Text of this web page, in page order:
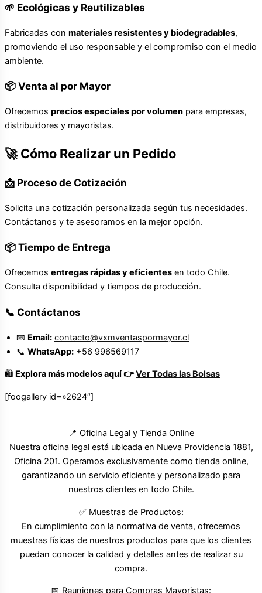
🌱 Ecológicas y Reutilizables
Fabricadas con materiales resistentes y biodegradables,
promoviendo el uso responsable y el compromiso con el medio
ambiente.
📦 Venta al por Mayor
Ofrecemos precios especiales por volumen para empresas,
distribuidores y mayoristas.
🚀 Cómo Realizar un Pedido
📩 Proceso de Cotización
Solicita una cotización personalizada según tus necesidades.
Contáctanos y te asesoramos en la mejor opción.
📦 Tiempo de Entrega
Ofrecemos entregas rápidas y eficientes en todo Chile.
Consulta disponibilidad y tiempos de producción.
📞 Contáctanos
📧 Email: contacto@vxmventaspormayor.cl
📞 WhatsApp: +56 996569117
🛍️ Explora más modelos aquí 👉Ver Todas las Bolsas
[foogallery id=»2624″]
📍 Oficina Legal y Tienda Online
Nuestra oficina legal está ubicada en Nueva Providencia 1881,
Oficina 201. Operamos exclusivamente como tienda online,
garantizando un servicio eficiente y personalizado para
nuestros clientes en todo Chile.
✅ Muestras de Productos:
En cumplimiento con la normativa de venta, ofrecemos
muestras físicas de nuestros productos para que los clientes
puedan conocer la calidad y detalles antes de realizar su
compra.